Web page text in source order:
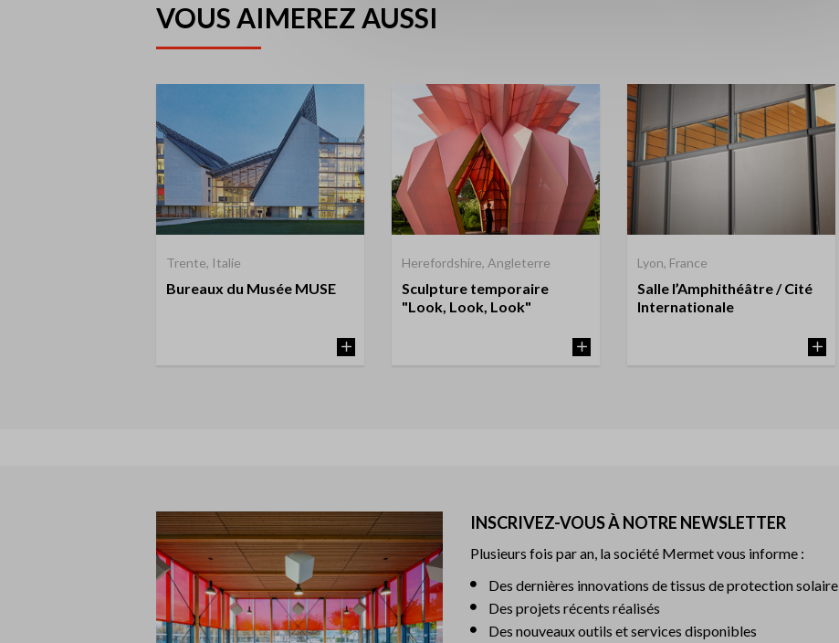
VOUS AIMEREZ AUSSI
Trente, Italie
Bureaux du Musée MUSE
Herefordshire, Angleterre
Sculpture temporaire
"Look, Look, Look"
Lyon, France
Salle l’Amphithéâtre / Cité
Internationale
INSCRIVEZ-VOUS À NOTRE NEWSLETTER
Plusieurs fois par an, la société Mermet vous informe :
Des dernières innovations de tissus de protection solaire
Des projets récents réalisés
Des nouveaux outils et services disponibles